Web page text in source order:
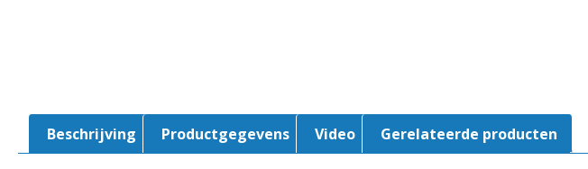
Beschrijving Productgegevens Video Gerelateerde producten